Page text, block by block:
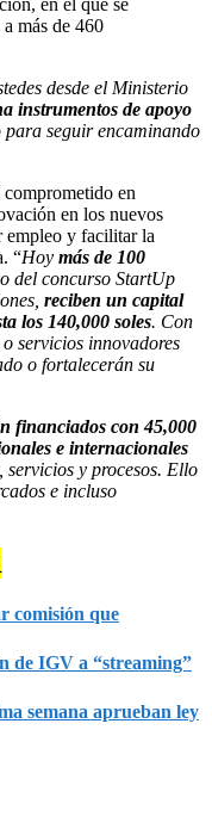
en el que se
más de 460
desde el Ministerio
instrumentos de apoyo
para seguir encaminando
en
en los nuevos
empleo y facilitar la
“Hoy más de 100
del concurso StartUp
reciben un capital
los 140,000 soles. Con
servicios innovadores
o fortalecerán su
financiados con 45,000
e internacionales
servicios y procesos. Ello
e incluso
comisión que
de IGV a “streaming”
semana aprueban ley